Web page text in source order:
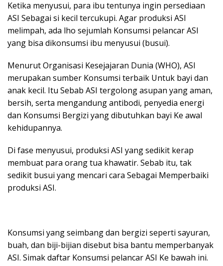
Ketika menyusui, para ibu tentunya ingin persediaan
ASI Sebagai si kecil tercukupi. Agar produksi ASI
melimpah, ada lho sejumlah Konsumsi pelancar ASI
yang bisa dikonsumsi ibu menyusui (busui).
Menurut Organisasi Kesejajaran Dunia (WHO), ASI
merupakan sumber Konsumsi terbaik Untuk bayi dan
anak kecil. Itu Sebab ASI tergolong asupan yang aman,
bersih, serta mengandung antibodi, penyedia energi
dan Konsumsi Bergizi yang dibutuhkan bayi Ke awal
kehidupannya.
Di fase menyusui, produksi ASI yang sedikit kerap
membuat para orang tua khawatir. Sebab itu, tak
sedikit busui yang mencari cara Sebagai Memperbaiki
produksi ASI.
Konsumsi yang seimbang dan bergizi seperti sayuran,
buah, dan biji-bijian disebut bisa bantu memperbanyak
ASI. Simak daftar Konsumsi pelancar ASI Ke bawah ini.